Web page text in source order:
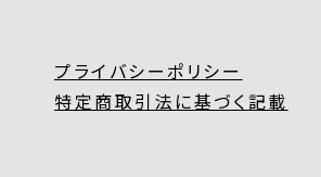
プライバシーポリシー
特定商取引法に基づく記載